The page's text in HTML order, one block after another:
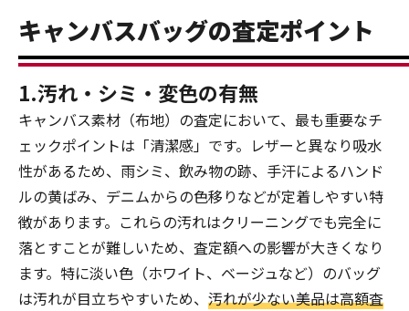
キャンバスバッグの査定ポイント
1.汚れ・シミ・変色の有無
キャンバス素材（布地）の査定において、最も重要なチ
ェックポイントは「清潔感」です。レザーと異なり吸水
性があるため、雨シミ、飲み物の跡、手汗によるハンド
ルの黄ばみ、デニムからの色移りなどが定着しやすい特
徴があります。これらの汚れはクリーニングでも完全に
落とすことが難しいため、査定額への影響が大きくなり
ます。特に淡い色（ホワイト、ベージュなど）のバッグ
は汚れが目立ちやすいため、 汚れが少ない美品は高額査